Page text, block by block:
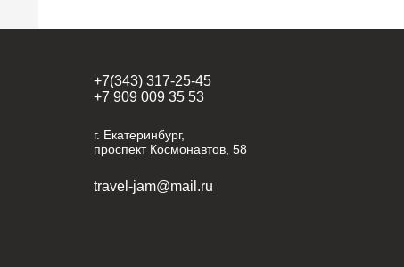
+7(343) 317-25-45
+7 909 009 35 53
г. Екатеринбург,
проспект Космонавтов, 58
travel-jam@mail.ru